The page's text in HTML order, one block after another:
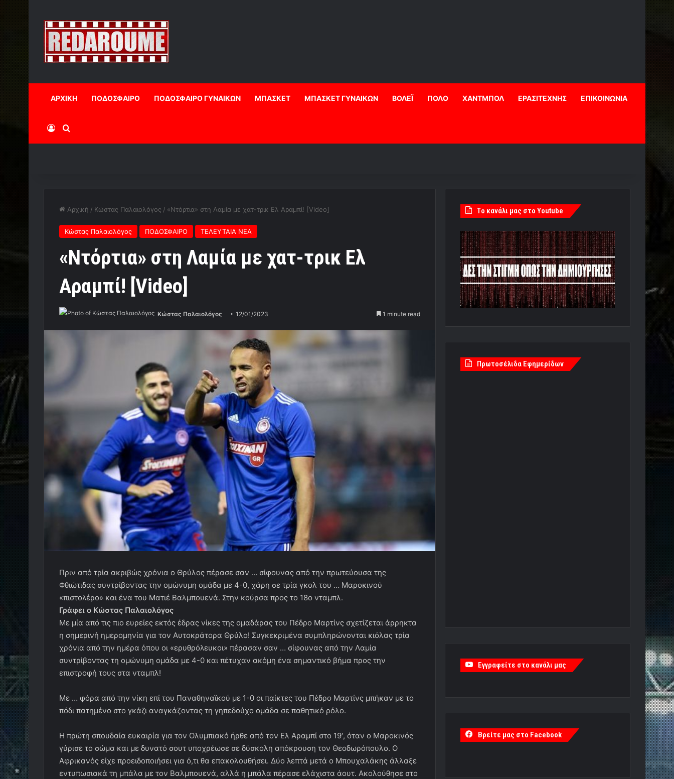
ΑΡΧΙΚΗ ΠΟΔΟΣΦΑΙΡΟ ΠΟΔΟΣΦΑΙΡΟ ΓΥΝΑΙΚΩΝ ΜΠΑΣΚΕΤ ΜΠΑΣΚΕΤ ΓΥΝΑΙΚΩΝ ΒΟΛΕΪ ΠΟΛΟ ΧΑΝΤΜΠΟΛ ΕΡΑΣΙΤΕΧΝΗΣ ΕΠΙΚΟΙΝΩΝΙΑ
Log InΑναζήτηση
Αρχική / Κώστας Παλαιολόγος / «Ντόρτια» στη Λαμία με χατ-τρικ Ελ Αραμπί! [Video]
Κώστας Παλαιολόγος ΠΟΔΟΣΦΑΙΡΟ ΤΕΛΕΥΤΑΙΑ ΝΕΑ
«Ντόρτια» στη Λαμία με χατ-τρικ Ελ
Αραμπί! [Video]
Κώστας Παλαιολόγος 12/01/2023 1 minute read
Πριν από τρία ακριβώς χρόνια ο Θρύλος πέρασε σαν … σίφουνας από την πρωτεύουσα της
Φθιώτιδας συντρίβοντας την ομώνυμη ομάδα με 4-0, χάρη σε τρία γκολ του … Μαροκινού
«πιστολέρο» και ένα του Ματιέ Βαλμπουενά. Στην κούρσα προς το 18ο νταμπλ.
Γράφει ο Κώστας Παλαιολόγος
Με μία από τις πιο ευρείες εκτός έδρας νίκες της ομαδάρας του Πέδρο Μαρτίνς σχετίζεται άρρηκτα
η σημερινή ημερομηνία για τον Αυτοκράτορα Θρύλο! Συγκεκριμένα συμπληρώνονται κιόλας τρία
χρόνια από την ημέρα όπου οι «ερυθρόλευκοι» πέρασαν σαν … σίφουνας από την Λαμία
συντρίβοντας τη ομώνυμη ομάδα με 4-0 και πέτυχαν ακόμη ένα σημαντικό βήμα προς την
επιστροφή τους στα νταμπλ!
Με … φόρα από την νίκη επί του Παναθηναϊκού με 1-0 οι παίκτες του Πέδρο Μαρτίνς μπήκαν με το
πόδι πατημένο στο γκάζι αναγκάζοντας τη γηπεδούχο ομάδα σε παθητικό ρόλο.
Η πρώτη σπουδαία ευκαιρία για τον Ολυμπιακό ήρθε από τον Ελ Αραμπί στο 19′, όταν ο Μαροκινός
γύρισε το σώμα και με δυνατό σουτ υποχρέωσε σε δύσκολη απόκρουση τον Θεοδωρόπουλο. Ο
Αφρικανός είχε προειδοποιήσει για ό,τι θα επακολουθήσει. Δύο λεπτά μετά ο Μπουχαλάκης άλλαξε
εντυπωσιακά τη μπάλα με τον Βαλμπουενά, αλλά η μπάλα πέρασε ελάχιστα άουτ. Ακολούθησε στο
Tο κανάλι μας στο Youtube
Πρωτοσέλιδα Εφημερίδων
Εγγραφείτε στο κανάλι μας
Βρείτε μας στο Facebook